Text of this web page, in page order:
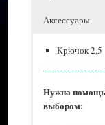
Аксессуары
Крючок 2,5
Нужна
выбором: